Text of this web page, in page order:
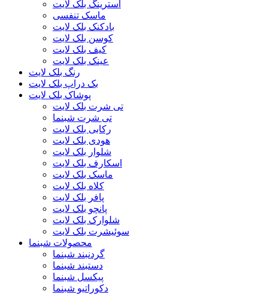
استرینگ بلک لایت
ماسک تنفسی
بادکنک بلک لایت
کوسن بلک لایت
کیف بلک لایت
عینک بلک لایت
رنگ بلک لایت
بک دراپ بلک لایت
پوشاک بلک لایت
تی شرت بلک لایت
تی شرت شبنما
رکابی بلک لایت
هودی بلک لایت
شلوار بلک لایت
اسکارف بلک لایت
ماسک بلک لایت
کلاه بلک لایت
پافر بلک لایت
پانچو بلک لایت
شلوارک بلک لایت
سوئیشرت بلک لایت
محصولات شبنما
گردنبند شبنما
دستبند شبنما
پیکسل شبنما
دکوراتیو شبنما